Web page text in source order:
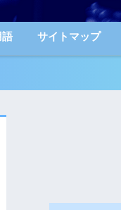
サイトマップ